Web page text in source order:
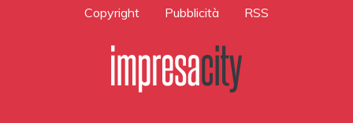
Copyright Pubblicità RSS